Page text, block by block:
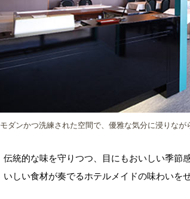
モダンかつ洗練された空間で、優雅な気分に浸りなが
伝統的な味を守りつつ、目にもおいしい季節
いしい食材が奏でるホテルメイドの味わいを